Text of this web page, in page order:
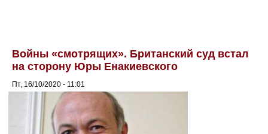
Войны «смотрящих». Британский суд встал
на сторону Юры Енакиевского
Пт, 16/10/2020 - 11:01